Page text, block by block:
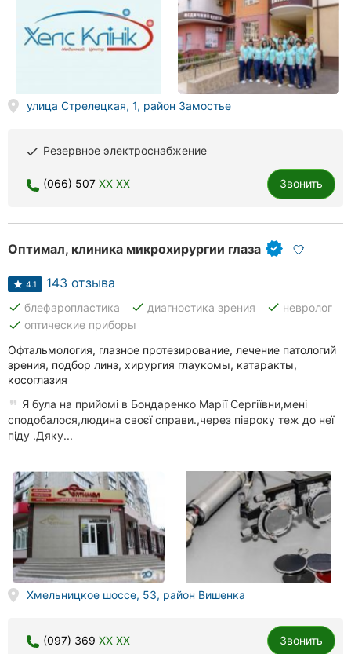
улица Стрелецкая, 1, район Замостье
done Резервное электроснабжение
(066) 507 XX XX Звонить
Оптимал, клиника микрохирургии глаза
4.1 143 отзыва
done блефаропластика done диагностика зрения done невролог
done оптические приборы
Офтальмология, глазное протезирование, лечение патологий
зрения, подбор линз, хирургия глаукомы, катаракты,
косоглазия
Я була на прийомі в Бондаренко Марії Сергіївни,мені
сподобалося,людина своєї справи.,через півроку теж до неї
піду .Дяку...
Хмельницкое шоссе, 53, район Вишенка
(097) 369 XX XX Звонить